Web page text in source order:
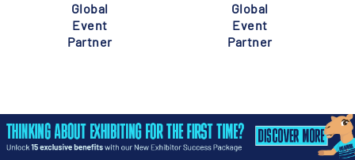
Global
Event
Partner
Global
Event
Partner